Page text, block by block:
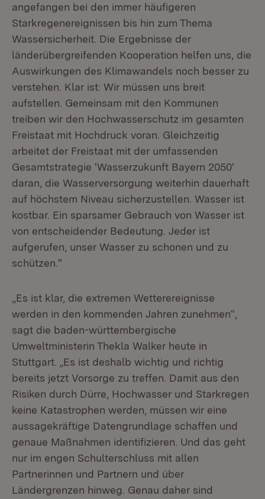
angefangen bei den immer häufigeren
Starkregenereignissen bis hin zum Thema
Wassersicherheit. Die Ergebnisse der
länderübergreifenden Kooperation helfen uns, die
Auswirkungen des Klimawandels noch besser zu
verstehen. Klar ist: Wir müssen uns breit
aufstellen. Gemeinsam mit den Kommunen
treiben wir den Hochwasserschutz im gesamten
Freistaat mit Hochdruck voran. Gleichzeitig
arbeitet der Freistaat mit der umfassenden
Gesamtstrategie 'Wasserzukunft Bayern 2050'
daran, die Wasserversorgung weiterhin dauerhaft
auf höchstem Niveau sicherzustellen. Wasser ist
kostbar. Ein sparsamer Gebrauch von Wasser ist
von entscheidender Bedeutung. Jeder ist
aufgerufen, unser Wasser zu schonen und zu
schützen."
„Es ist klar, die extremen Wetterereignisse
werden in den kommenden Jahren zunehmen“,
sagt die baden-württembergische
Umweltministerin Thekla Walker heute in
Stuttgart. „Es ist deshalb wichtig und richtig
bereits jetzt Vorsorge zu treffen. Damit aus den
Risiken durch Dürre, Hochwasser und Starkregen
keine Katastrophen werden, müssen wir eine
aussagekräftige Datengrundlage schaffen und
genaue Maßnahmen identifizieren. Und das geht
nur im engen Schulterschluss mit allen
Partnerinnen und Partnern und über
Ländergrenzen hinweg. Genau daher sind